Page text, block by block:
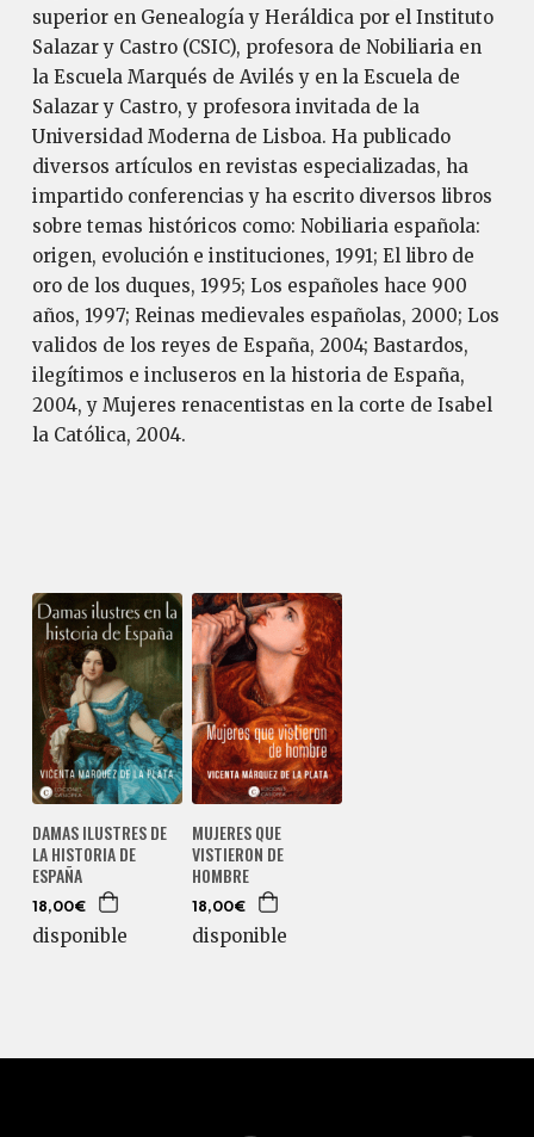
superior en Genealogía y Heráldica por el Instituto
Salazar y Castro (CSIC), profesora de Nobiliaria en
la Escuela Marqués de Avilés y en la Escuela de
Salazar y Castro, y profesora invitada de la
Universidad Moderna de Lisboa. Ha publicado
diversos artículos en revistas especializadas, ha
impartido conferencias y ha escrito diversos libros
sobre temas históricos como: Nobiliaria española:
origen, evolución e instituciones, 1991; El libro de
oro de los duques, 1995; Los españoles hace 900
años, 1997; Reinas medievales españolas, 2000; Los
validos de los reyes de España, 2004; Bastardos,
ilegítimos e incluseros en la historia de España,
2004, y Mujeres renacentistas en la corte de Isabel
la Católica, 2004.
DAMAS ILUSTRES DE
LA HISTORIA DE
ESPAÑA
18,00€
disponible
MUJERES QUE
VISTIERON DE
HOMBRE
18,00€
disponible